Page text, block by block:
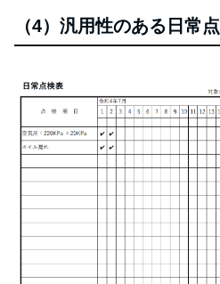
（4）汎用性のある日常